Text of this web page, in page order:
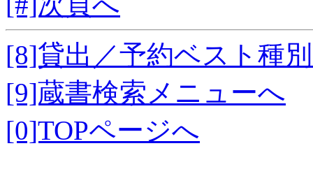
[8]貸出／予約ベスト種
[9]蔵書検索メニューへ
[0]TOPページへ